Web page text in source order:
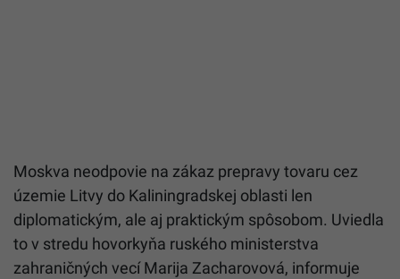
Moskva neodpovie na zákaz prepravy tovaru cez
územie Litvy do Kaliningradskej oblasti len
diplomatickým, ale aj praktickým spôsobom. Uviedla
to v stredu hovorkyňa ruského ministerstva
zahraničných vecí Marija Zacharovová, informuje